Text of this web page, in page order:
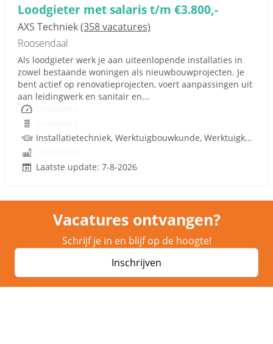
Loodgieter met salaris t/m €3.800,-
AXS Techniek(358 vacatures)
Roosendaal
Als loodgieter werk je aan uiteenlopende installaties in
zowel bestaande woningen als nieuwbouwprojecten. Je
bent actief op renovatieprojecten, voert aanpassingen uit
aan leidingwerk en sanitair en...
Installatietechniek, Werktuigbouwkunde, Werktuigkundige, Rijbewijs
Laatste update: 7-8-2026
Vacatures ontvangen?
Schrijf je in en blijf op de hoogte!
Inschrijven